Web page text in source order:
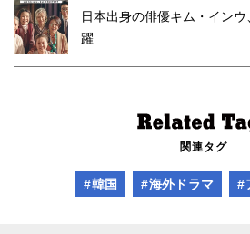
日本出身の俳優キム・イン
躍
関連タグ
#韓国 #海外ドラマ #